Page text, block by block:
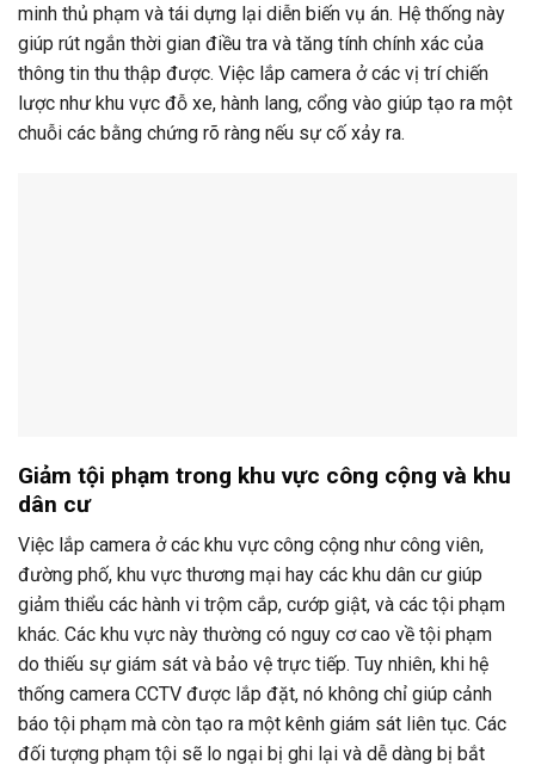
minh thủ phạm và tái dựng lại diễn biến vụ án. Hệ thống này
giúp rút ngắn thời gian điều tra và tăng tính chính xác của
thông tin thu thập được. Việc lắp camera ở các vị trí chiến
lược như khu vực đỗ xe, hành lang, cổng vào giúp tạo ra một
chuỗi các bằng chứng rõ ràng nếu sự cố xảy ra.
Giảm tội phạm trong khu vực công cộng và khu
dân cư
Việc lắp camera ở các khu vực công cộng như công viên,
đường phố, khu vực thương mại hay các khu dân cư giúp
giảm thiểu các hành vi trộm cắp, cướp giật, và các tội phạm
khác. Các khu vực này thường có nguy cơ cao về tội phạm
do thiếu sự giám sát và bảo vệ trực tiếp. Tuy nhiên, khi hệ
thống camera CCTV được lắp đặt, nó không chỉ giúp cảnh
báo tội phạm mà còn tạo ra một kênh giám sát liên tục. Các
đối tượng phạm tội sẽ lo ngại bị ghi lại và dễ dàng bị bắt